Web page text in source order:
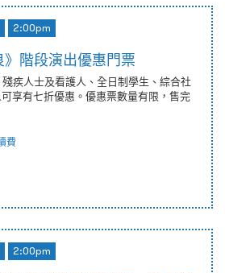
2:00pm
》階段演出優惠門票
疾人士及看護人、全日制學生、綜合社
享有七折優惠。優惠票數量有限，售完
費
2:00pm